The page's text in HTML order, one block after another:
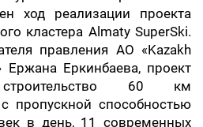
ход реализации проекта
кластера Almaty SuperSki.
правления АО «Kazakh
Ержана Еркинбаева, проект
строительство 60 км
пропускной способностью
в день, 11 современных